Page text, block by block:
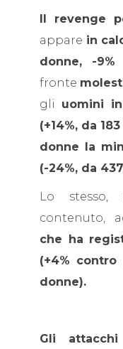
Il revenge
appare in
donne, -
fronte
gli uomini
(+14%, da
donne la
(-24%, da
Lo
contenuto,
che ha
(+4%
donne).
Gli